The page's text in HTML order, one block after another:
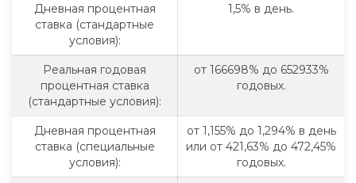
Дневная процентная
ставка (стандартные
условия):
1,5% в день.
Реальная годовая
процентная ставка
(стандартные условия):
от 166698% до 652933%
годовых.
Дневная процентная
ставка (специальные
условия):
от 1,155% до 1,294% в день
или от 421,63% до 472,45%
годовых.